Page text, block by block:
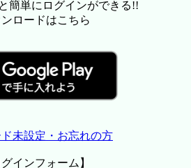
簡単にログインができる!!
ンロードはこちら
未設定・お忘れの方
グインフォーム】